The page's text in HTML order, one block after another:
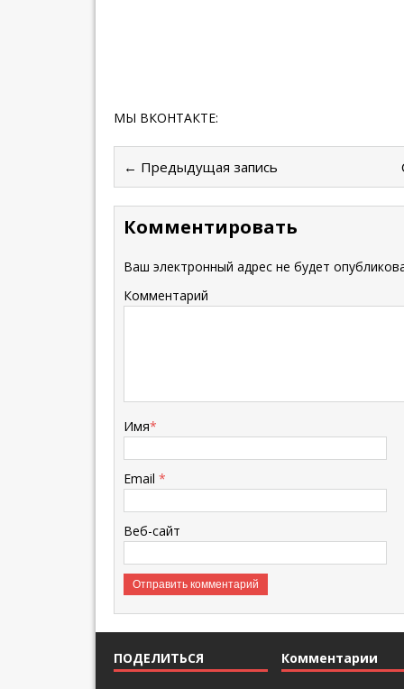
МЫ ВКОНТАКТЕ:
← Предыдущая запись
Комментировать
Ваш электронный адрес не будет
Комментарий
Имя*
Email *
Веб-сайт
ПОДЕЛИТЬСЯ Комментарии